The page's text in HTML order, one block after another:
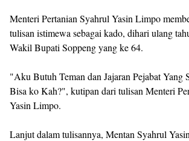
Menteri Pertanian Syahrul Yasin Limpo
tulisan istimewa sebagai kado, dihari ulang
Wakil Bupati Soppeng yang ke 64.
"Aku Butuh Teman dan Jajaran Pejabat Yang
Bisa ko Kah?", kutipan dari tulisan Menteri
Yasin Limpo.
Lanjut dalam tulisannya, Mentan Syahrul